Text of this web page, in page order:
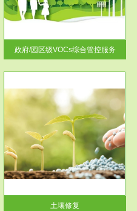
政府/园区级VOCs综合管控服务
土壤修复